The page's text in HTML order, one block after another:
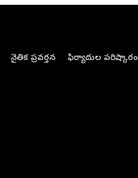
నైతిక ప్రవర్తన ఫిర్యాదుల పరిష్కారం